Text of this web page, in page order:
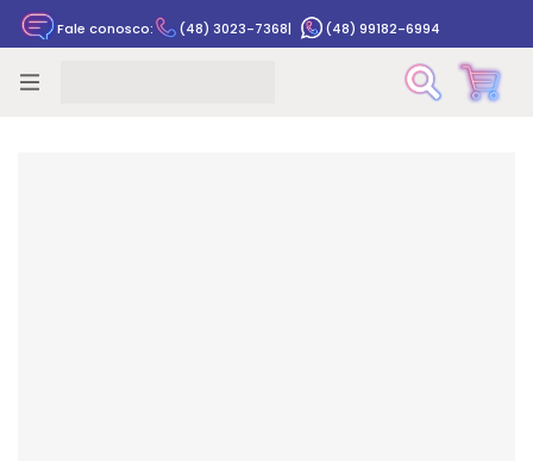
Fale conosco: (48) 3023-7368| (48) 99182-6994